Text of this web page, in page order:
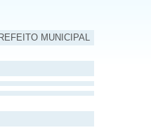
MUNICIPAL